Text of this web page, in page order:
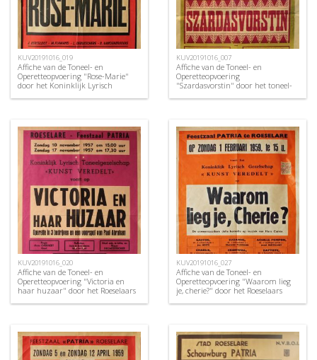
KUV20191016_019
Affiche van de Toneel- en
Operetteopvoering "Rose-Marie"
door het Koninklijk Lyrisch
KUV20191016_007
Affiche van de Toneel- en
Operetteopvoering
"Szardasvorstin" door het toneel-
KUV20191016_020
Affiche van de Toneel- en
Operetteopvoering "Victoria en
haar huzaar" door het Roeselaars
KUV20191016_027
Affiche van de Toneel- en
Operetteopvoering "Waarom lieg
je, cherie?" door het Roeselaars